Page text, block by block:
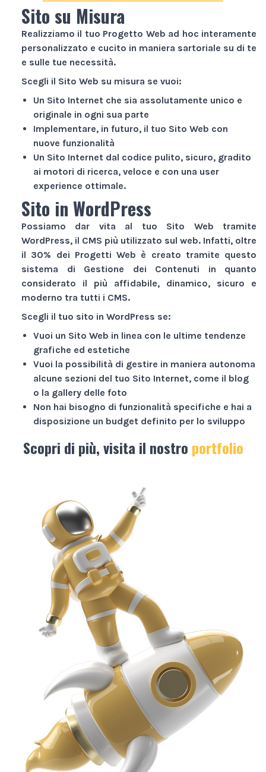
Sito su Misura
Realizziamo il tuo Progetto Web ad hoc interamente
personalizzato e cucito in maniera sartoriale su di te
e sulle tue necessità.
Scegli il Sito Web su misura se vuoi:
Un Sito Internet che sia assolutamente unico e
originale in ogni sua parte
Implementare, in futuro, il tuo Sito Web con
nuove funzionalità
Un Sito Internet dal codice pulito, sicuro, gradito
ai motori di ricerca, veloce e con una user
experience ottimale.
Sito in WordPress
Possiamo dar vita al tuo Sito Web tramite
WordPress, il CMS più utilizzato sul web. Infatti, oltre
il 30% dei Progetti Web è creato tramite questo
sistema di Gestione dei Contenuti in quanto
considerato il più affidabile, dinamico, sicuro e
moderno tra tutti i CMS.
Scegli il tuo sito in WordPress se:
Vuoi un Sito Web in linea con le ultime tendenze
grafiche ed estetiche
Vuoi la possibilità di gestire in maniera autonoma
alcune sezioni del tuo Sito Internet, come il blog
o la gallery delle foto
Non hai bisogno di funzionalità specifiche e hai a
disposizione un budget definito per lo sviluppo
Scopri di più, visita il nostro portfolio